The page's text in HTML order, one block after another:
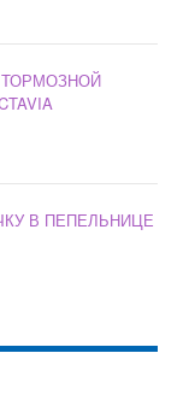
В ПЕПЕЛЬНИЦЕ